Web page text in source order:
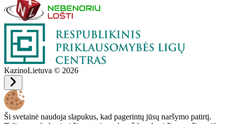
KazinoLietuva © 2026
Ši svetainė naudoja slapukus, kad pagerintų jūsų naršymo patirtį.